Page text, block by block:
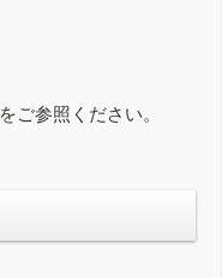
をご参照ください。